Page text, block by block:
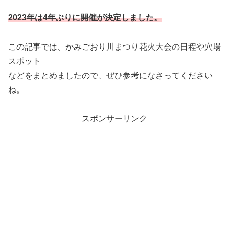
2023年は4年ぶりに開催が決定しました。
この記事では、かみごおり川まつり花火大会の日程や穴場
スポット
などをまとめましたので、ぜひ参考になさってください
ね。
スポンサーリンク